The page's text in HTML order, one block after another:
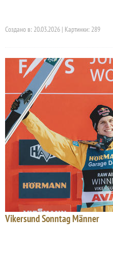
Создано в: 20.03.2026 | Картинки: 289
Vikersund Sonntag Männer